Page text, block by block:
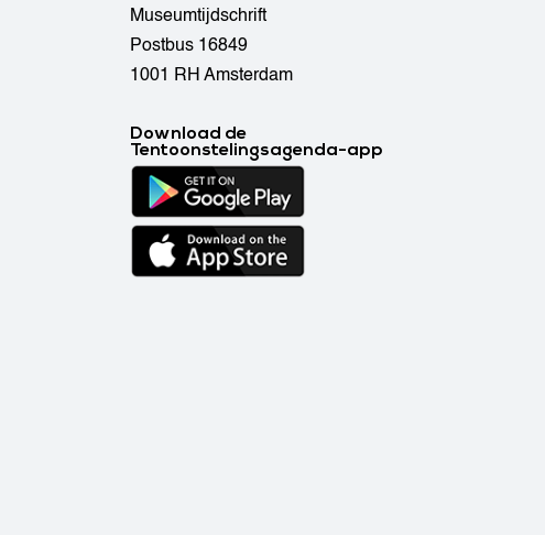
Museumtijdschrift
Postbus 16849
1001 RH Amsterdam
Download de
Tentoonstelingsagenda-app